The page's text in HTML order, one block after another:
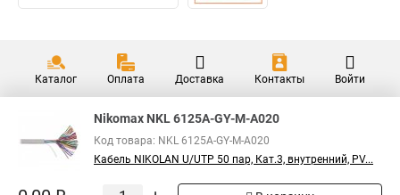
Каталог Оплата Доставка Контакты Войти
Nikomax NKL 6125A-GY-M-A020
Код товара: NKL 6125A-GY-M-A020
Кабель NIKOLAN U/UTP 50 пар, Кат.3, внутренний, PV...